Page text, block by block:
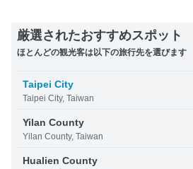
厳選されたおすすめスポット
ほとんどの観光客は以下の旅行先を選びます
Taipei City
Taipei City, Taiwan
Yilan County
Yilan County, Taiwan
Hualien County